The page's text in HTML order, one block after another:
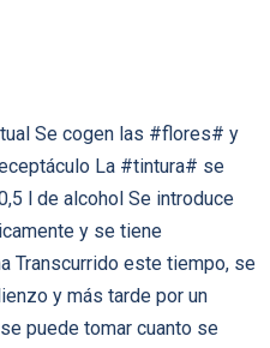
Se cogen las #flores# y
La #tintura# se
l de alcohol Se introduce
y se tiene
Transcurrido este tiempo, se
y más tarde por un
puede tomar cuanto se